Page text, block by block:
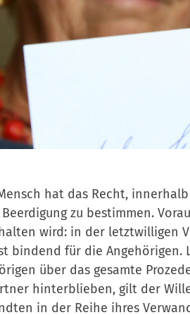
hat das Recht,
zu bestimmen.
wird: in der letztwilligen
bindend für die Angehörigen.
über das gesamte
hinterblieben, gilt der
in der Reihe ihres